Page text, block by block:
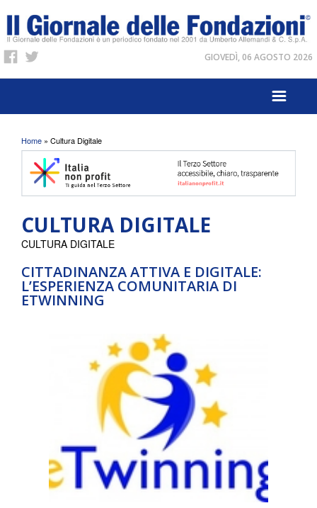
GIOVEDÌ, 06 AGOSTO 2026
Tu sei qui
Home » Cultura Digitale
CULTURA DIGITALE
CITTADINANZA ATTIVA E DIGITALE:
L’ESPERIENZA COMUNITARIA DI
ETWINNING
CULTURA DIGITALE